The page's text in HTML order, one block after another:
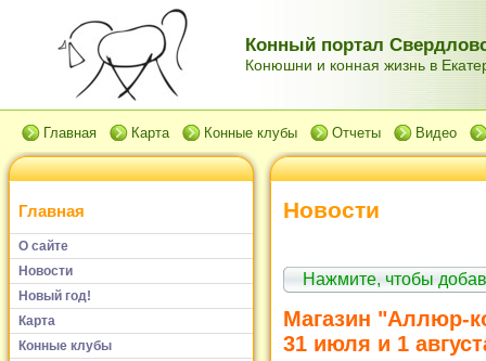
Конный портал
Конюшни и конная жизнь в
Главная Карта Конные клубы Отчеты Видео
Главная
О сайте
Новости
Новый год!
Карта
Конные клубы
Новости
Нажмите, чтобы
Магазин "Аллюр-
31 июля и 1